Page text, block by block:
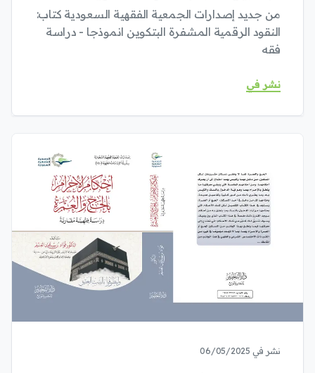
من جديد إصدارات الجمعية الفقهية السعودية كتاب:
النقود الرقمية المشفرة البتكوين انموذجا - دراسة
فقه
نشر في
نشر في 06/05/2025